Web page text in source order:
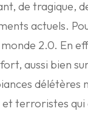
de tragique,
actuels.
2.0. En
aussi bien
délétères
terroristes